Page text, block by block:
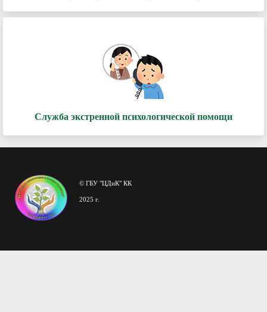
Служба экстренной психологической помощи
© ГБУ "ЦДиК" КК
2025 г.